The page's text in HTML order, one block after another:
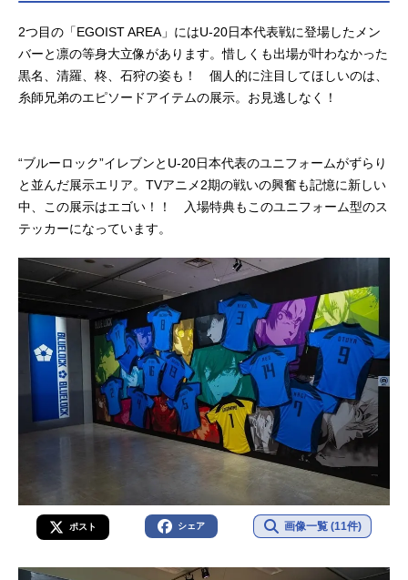
2つ目の「EGOIST AREA」にはU-20日本代表戦に登場したメン
バーと凛の等身大立像があります。惜しくも出場が叶わなかった
黒名、清羅、柊、石狩の姿も！ 個人的に注目してほしいのは、
糸師兄弟のエピソードアイテムの展示。お見逃しなく！
“ブルーロック”イレブンとU-20日本代表のユニフォームがずらり
と並んだ展示エリア。TVアニメ2期の戦いの興奮も記憶に新しい
中、この展示はエゴい！！ 入場特典もこのユニフォーム型のス
テッカーになっています。
ポスト シェア 画像一覧 (11件)